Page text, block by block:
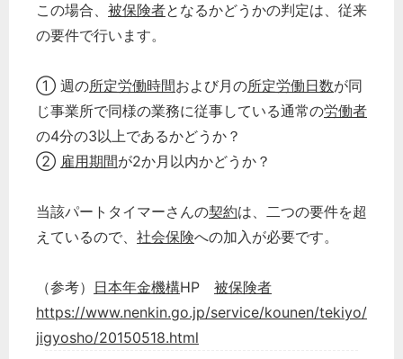
この場合、 被保険者となるかどうかの判定は、従来
の要件で行います。
① 週の所定労働時間および月の所定労働日数が同
じ事業所で同様の業務に従事している通常の労働者
の4分の3以上であるかどうか？
② 雇用期間が2か月以内かどうか？
当該パートタイマーさんの契約は、二つの要件を超
えているので、 社会保険への加入が必要です。
（参考） 日本年金機構HP 被保険者
https://www.nenkin.go.jp/service/kounen/tekiyo/
jigyosho/20150518.html